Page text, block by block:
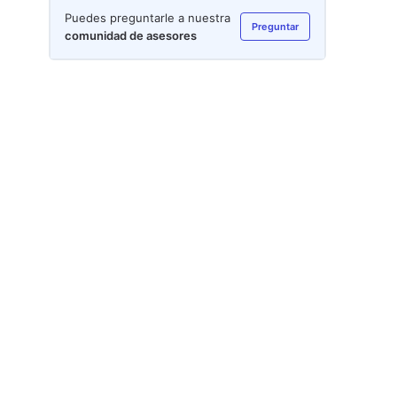
Puedes preguntarle a nuestra
comunidad de asesores
Preguntar